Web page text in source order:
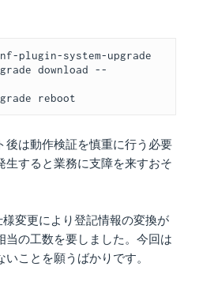
plugin-system-upgrade
download --
reboot
後は動作検証を慎重に行う必要
生すると業務に支障を来すおそ
変更により登記情報の変換が
当の工数を要しました。今回は
ことを願うばかりです。